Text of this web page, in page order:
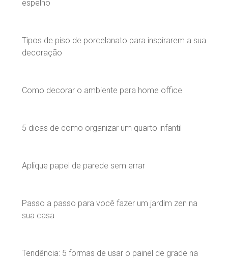
espelho
Tipos de piso de porcelanato para inspirarem a sua
decoração
Como decorar o ambiente para home office
5 dicas de como organizar um quarto infantil
Aplique papel de parede sem errar
Passo a passo para você fazer um jardim zen na
sua casa
Tendência: 5 formas de usar o painel de grade na